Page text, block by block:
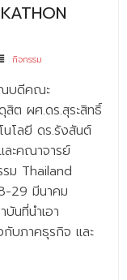
กิจกรรม
ณบดีคณะ
สิต ผศ.ดร.สุระสิทธิ์
โลยี ดร.รังสันต์
ะคณาจารย์
ม Thailand
29 มีนาคม
นที่นำเอา
บภาคธุรกิจ และ